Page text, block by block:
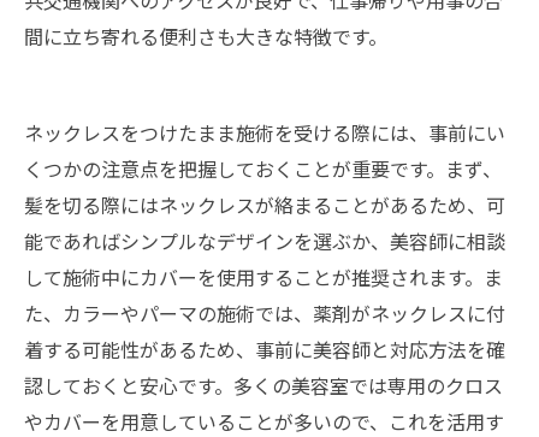
間に立ち寄れる便利さも大きな特徴です。
ネックレスをつけたまま施術を受ける際には、事前にい
くつかの注意点を把握しておくことが重要です。まず、
髪を切る際にはネックレスが絡まることがあるため、可
能であればシンプルなデザインを選ぶか、美容師に相談
して施術中にカバーを使用することが推奨されます。ま
た、カラーやパーマの施術では、薬剤がネックレスに付
着する可能性があるため、事前に美容師と対応方法を確
認しておくと安心です。多くの美容室では専用のクロス
やカバーを用意していることが多いので、これを活用す